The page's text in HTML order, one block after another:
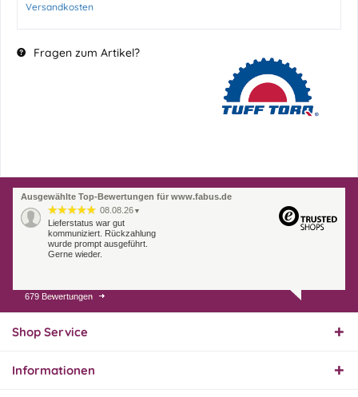
Versandkosten
Fragen zum Artikel?
Ausgewählte Top-Bewertungen für www.fabus.de
08.08.26 ▼
Lieferstatus war gut
kommuniziert. Rückzahlung
wurde prompt ausgeführt.
Gerne wieder.
07.08.26
Endlich das richtige
679 Bewertungen
Shop Service
Informationen